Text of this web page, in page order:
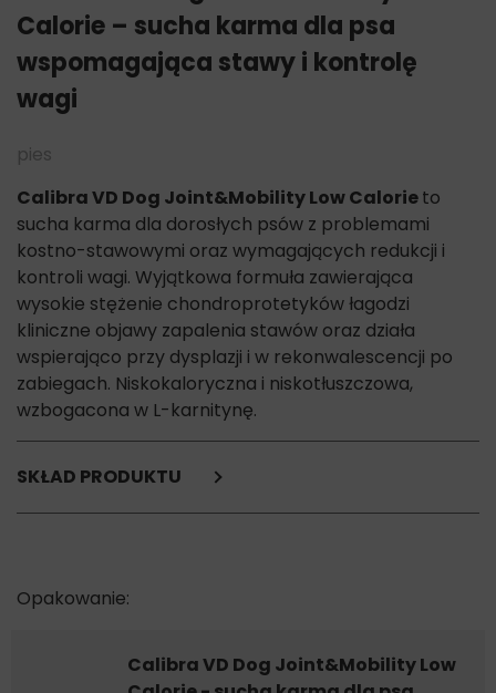
Calorie – sucha karma dla psa
wspomagająca stawy i kontrolę
wagi
pies
Calibra VD Dog Joint&Mobility Low Calorieto
sucha karma dla dorosłych psów z problemami
kostno-stawowymi oraz wymagających redukcji i
kontroli wagi. Wyjątkowa formuła zawierająca
wysokie stężenie chondroprotetyków łagodzi
kliniczne objawy zapalenia stawów oraz działa
wspierająco przy dysplazji i w rekonwalescencji po
zabiegach. Niskokaloryczna i niskotłuszczowa,
wzbogacona w L-karnitynę.
SKŁAD PRODUKTU
białko z indyka (15%),
tłuszcz z kurczaka (6%,konserwowany tokoferolami), siemię
drożdże piwne, hydrolizowana wątroba drobiowa, kolagen
(hydrolizowany, typ I), algi (1%, Schizochytrium limacinum),
Calibra VD Dog Joint&Mobility Low